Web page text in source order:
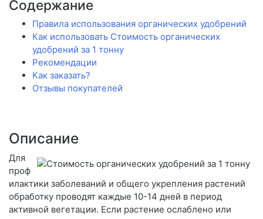
Содержание
Правила использования органических удобрений
Как использовать Стоимость органических
удобрений за 1 тонну
Рекомендации
Как заказать?
Отзывы покупателей
Описание
Для
проф
илактики заболеваний и общего укрепления растений
обработку проводят каждые 10-14 дней в период
активной вегетации. Если растение ослаблено или